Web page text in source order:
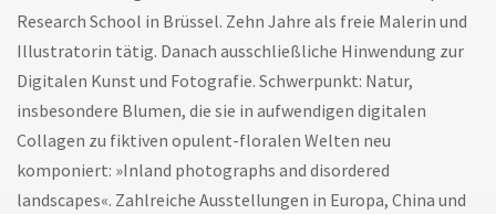
Research School in Brüssel. Zehn Jahre als freie Malerin und
Illustratorin tätig. Danach ausschließliche Hinwendung zur
Digitalen Kunst und Fotografie. Schwerpunkt: Natur,
insbesondere Blumen, die sie in aufwendigen digitalen
Collagen zu fiktiven opulent-floralen Welten neu
komponiert: »Inland photographs and disordered
landscapes«. Zahlreiche Ausstellungen in Europa, China und